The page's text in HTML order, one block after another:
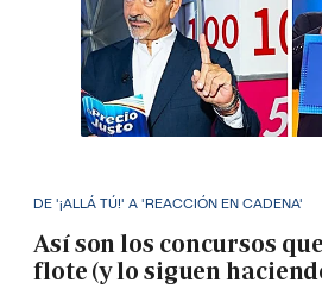
DE '¡ALLÁ TÚ!' A 'REACCIÓN EN CADENA'
Así son los concursos
flote (y lo siguen